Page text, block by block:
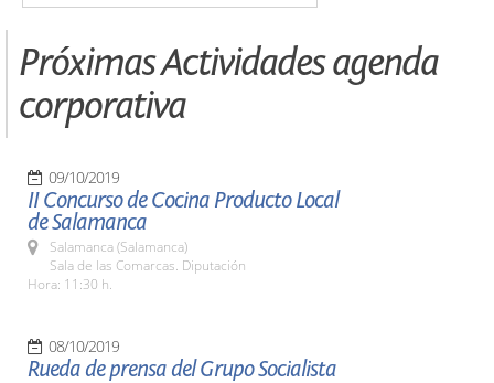
Próximas Actividades agenda
corporativa
09/10/2019
II Concurso de Cocina Producto Local
de Salamanca
Salamanca (Salamanca)
Sala de las Comarcas. Diputación
Hora: 11:30 h.
08/10/2019
Rueda de prensa del Grupo Socialista